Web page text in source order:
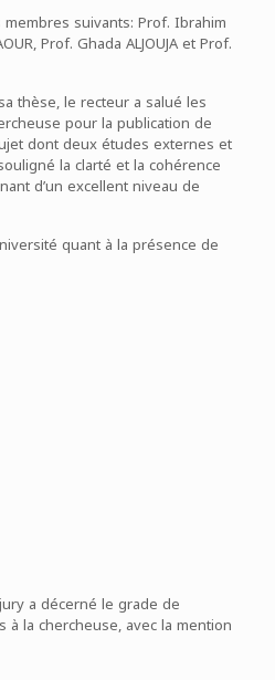
suivants: Prof. Ibrahim
Prof. Ghada ALJOUJA et Prof.
thèse, le recteur a salué les
pour la publication de
dont deux études externes et
la clarté et la cohérence
d’un excellent niveau de
quant à la présence de
a décerné le grade de
la chercheuse, avec la mention